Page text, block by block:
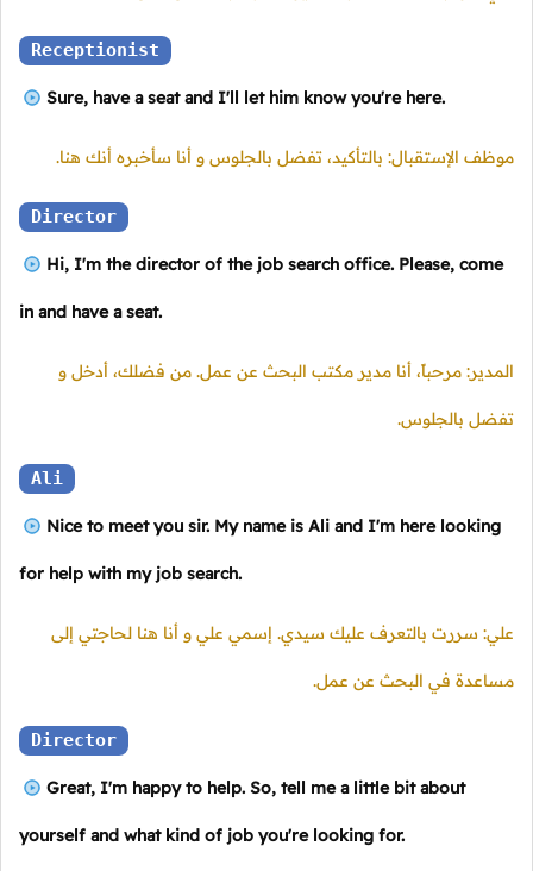
Receptionist
Sure, have a seat and I'll let him know you're here.
موظف الإستقبال: بالتأكيد، تفضل بالجلوس و أنا سأخبره أنك هنا.
Director
Hi, I'm the director of the job search office. Please, come
in and have a seat.
المدير: مرحباً، أنا مدير مكتب البحث عن عمل. من فضلك، أدخل و
تفضل بالجلوس.
Ali
Nice to meet you sir. My name is Ali and I'm here looking
for help with my job search.
علي: سررت بالتعرف عليك سيدي. إسمي علي و أنا هنا لحاجتي إلى
مساعدة في البحث عن عمل.
Director
Great, I'm happy to help. So, tell me a little bit about
yourself and what kind of job you're looking for.